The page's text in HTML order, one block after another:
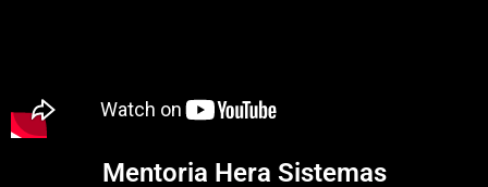
Mentoria Hera Sistemas